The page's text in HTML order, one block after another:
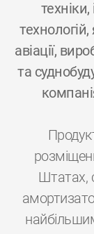
авіації,
та
Штатах,